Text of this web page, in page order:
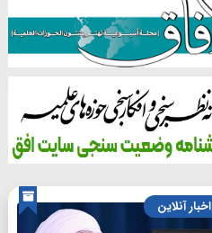
اخبار آنلاین